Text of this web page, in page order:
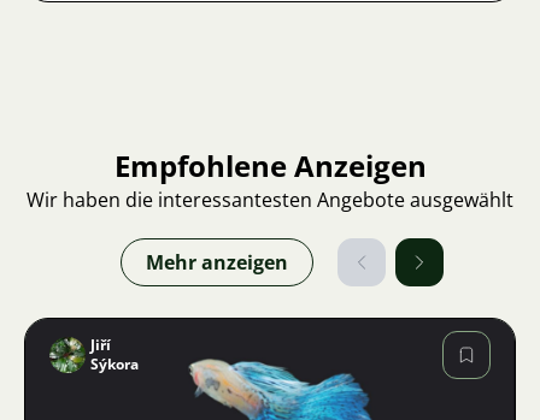
Empfohlene Anzeigen
Wir haben die interessantesten Angebote ausgewählt
Mehr anzeigen
Jiří
Sýkora